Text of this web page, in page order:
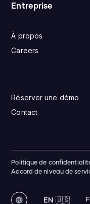
Entreprise
À propos
Careers
Réserver une démo
Contact
Politique de
Accord de niveau de
EN 🇺🇸